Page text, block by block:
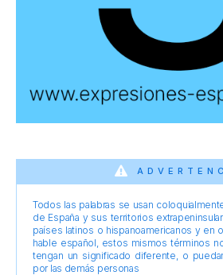
Todos las palabras se usan
de España y sus territorios
países latinos o hispanoamericanos y en
hable español, estos mismos términos
tengan un significado diferente, o
por las demás personas